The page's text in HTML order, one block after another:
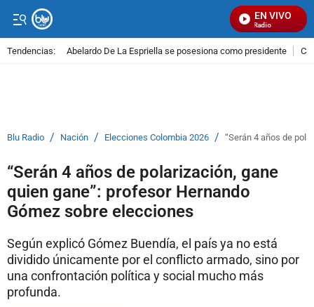
EN VIVO
Señal Visual Radio
Tendencias: Abelardo De La Espriella se posesiona como presidente
Blu Radio / Nación / Elecciones Colombia 2026 / “Serán 4 años de
“Serán 4 años de polarización, gane
quien gane”: profesor Hernando
Gómez sobre elecciones
Según explicó Gómez Buendía, el país ya no está
dividido únicamente por el conflicto armado, sino por
una confrontación política y social mucho más
profunda.